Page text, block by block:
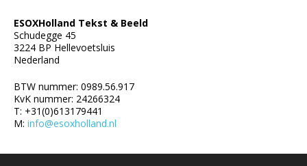
ESOXHolland Tekst & Beeld
Schudegge 45
3224 BP Hellevoetsluis
Nederland
BTW nummer: 0989.56.917
KvK nummer: 24266324
T: +31(0)613179441
M: info@esoxholland.nl